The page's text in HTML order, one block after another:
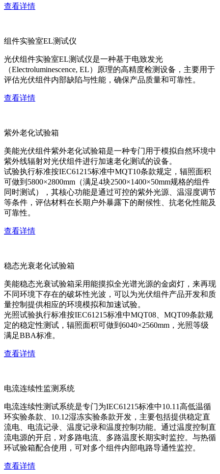
查看详情
组件实验室EL测试仪
光伏组件实验室EL测试仪是一种基于电致发光
（Electroluminescence, EL）原理的高精度检测设备，主要用于
评估光伏组件内部缺陷与性能，确保产品质量和可靠性。
查看详情
紫外老化试验箱
美能光伏组件紫外老化试验箱是一种专门用于模拟自然环境中
紫外线辐射对光伏组件进行加速老化测试的设备。
试验执行标准按IEC61215标准中MQT10条款规定，辐照面积
可做到5800×2800mm（满足4块2500×1400×50mm规格的组件
同时测试），其核心功能是通过可控的紫外光源、温湿度调节
等条件，评估材料在长期户外暴露下的耐候性、抗老化性能及
可靠性。
查看详情
稳态光衰老化试验箱
美能稳态光衰试验箱采用能摸拟全光谱光源的金卤灯，来再现
不同环境下存在的破坏性光波，可以为光伏组件产品开发和质
量控制提供相应的环境模拟和加速试验。
光照试验执行标准按IEC61215标准中MQT08、MQT09条款规
定的稳定性测试，辐照面积可做到6040×2560mm，光照等级
满足BBA标准。
查看详情
电流连续性监测系统
电流连续性测试系统是专门为IEC61215标准中10.11高低温循
环实验条款、10.12湿冻实验条款开发，主要包括提供稳定直
流电、电流记录、温度记录和温度控制功能。通过温度控制直
流电源的开启，对多路电流、多路温度长期实时监控。与热循
环试验箱配合使用，可对多个组件内部电路导通性监控。
查看详情